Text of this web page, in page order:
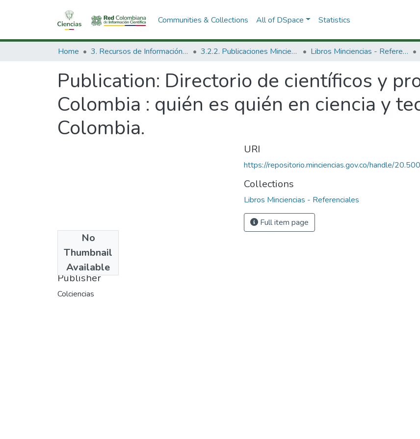
Communities & Collections All of DSpace Statistics
Home 3. Recursos de Información Científica y Tecnológica 3.2.2. Publicaciones Minciencias Libros Minciencias - Referenciales
Publication: Directorio de científicos y
Colombia : quién es quién en ciencia y
Colombia.
No
Thumbnail
Available
1971
Publisher
Colciencias
URI
https://repositorio.minciencias.gov.co/handle/
Collections
Libros Minciencias - Referenciales
Full item page